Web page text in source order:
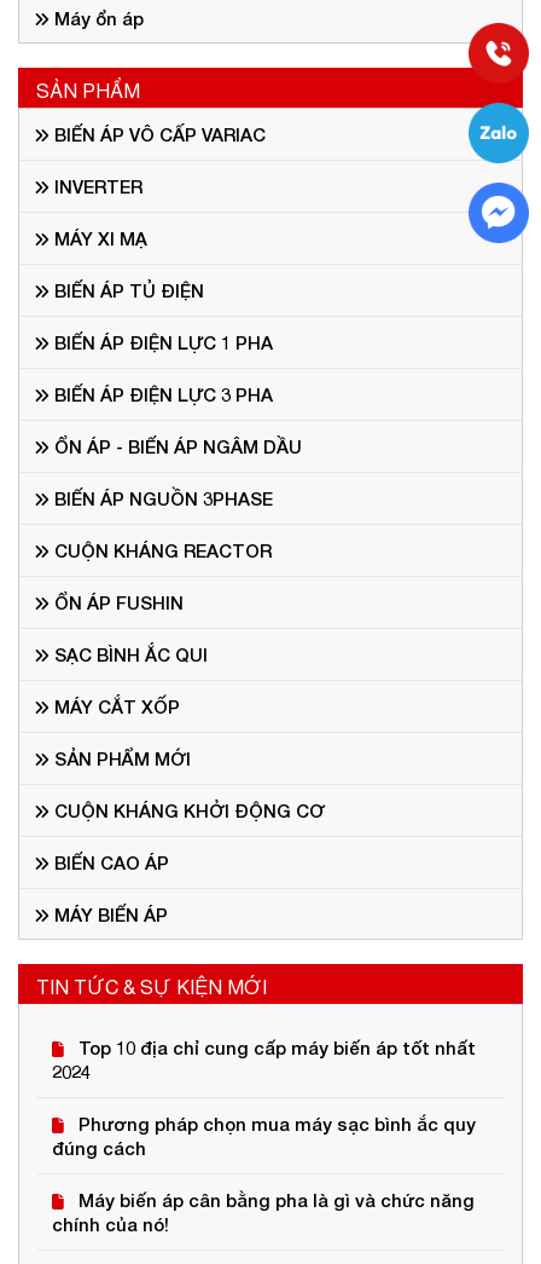
Máy ổn áp
SẢN PHẨM
BIẾN ÁP VÔ CẤP VARIAC
INVERTER
MÁY XI MẠ
BIẾN ÁP TỦ ĐIỆN
BIẾN ÁP ĐIỆN LỰC 1 PHA
BIẾN ÁP ĐIỆN LỰC 3 PHA
ỔN ÁP - BIẾN ÁP NGÂM DẦU
BIẾN ÁP NGUỒN 3PHASE
CUỘN KHÁNG REACTOR
ỔN ÁP FUSHIN
SẠC BÌNH ẮC QUI
MÁY CẮT XỐP
SẢN PHẨM MỚI
CUỘN KHÁNG KHỞI ĐỘNG CƠ
BIẾN CAO ÁP
MÁY BIẾN ÁP
TIN TỨC & SỰ KIỆN MỚI
Top 10 địa chỉ cung cấp máy biến áp tốt nhất
2024
Phương pháp chọn mua máy sạc bình ắc quy
đúng cách
Máy biến áp cân bằng pha là gì và chức năng
chính của nó!